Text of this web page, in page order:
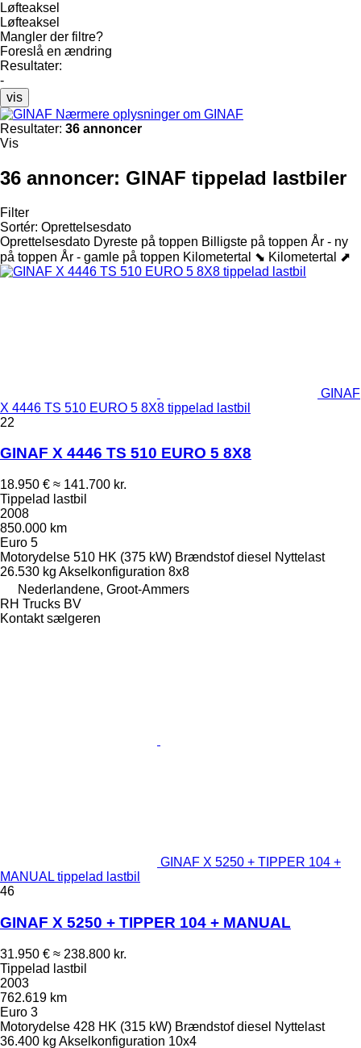
Løfteaksel
Løfteaksel
Mangler der filtre?
Foreslå en ændring
Resultater:
-
vis
Nærmere oplysninger om GINAF
Resultater: 36 annoncer
Vis
36 annoncer: GINAF tippelad lastbiler
Filter
Sortér: Oprettelsesdato
Oprettelsesdato Dyreste på toppen Billigste på toppen År - ny
på toppen År - gamle på toppen Kilometertal ⬊ Kilometertal ⬈
GINAF
X 4446 TS 510 EURO 5 8X8 tippelad lastbil
22
GINAF X 4446 TS 510 EURO 5 8X8
18.950 € ≈ 141.700 kr.
Tippelad lastbil
2008
850.000 km
Euro 5
Motorydelse 510 HK (375 kW) Brændstof diesel Nyttelast
26.530 kg Akselkonfiguration 8x8
Nederlandene, Groot-Ammers
RH Trucks BV
Kontakt sælgeren
GINAF X 5250 + TIPPER 104 +
MANUAL tippelad lastbil
46
GINAF X 5250 + TIPPER 104 + MANUAL
31.950 € ≈ 238.800 kr.
Tippelad lastbil
2003
762.619 km
Euro 3
Motorydelse 428 HK (315 kW) Brændstof diesel Nyttelast
36.400 kg Akselkonfiguration 10x4